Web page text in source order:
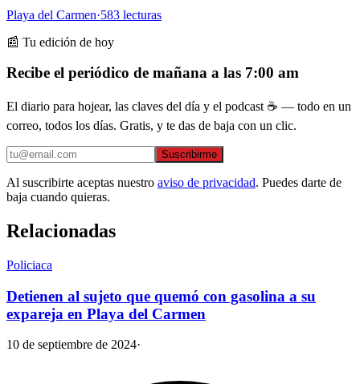
Playa del Carmen·583 lecturas
📰 Tu edición de hoy
Recibe el periódico de mañana a las 7:00 am
El diario para hojear, las claves del día y el podcast ☕ — todo en un
correo, todos los días. Gratis, y te das de baja con un clic.
Suscribirme
Al suscribirte aceptas nuestro aviso de privacidad. Puedes darte de
baja cuando quieras.
Relacionadas
Policiaca
Detienen al sujeto que quemó con gasolina a su
expareja en Playa del Carmen
10 de septiembre de 2024·